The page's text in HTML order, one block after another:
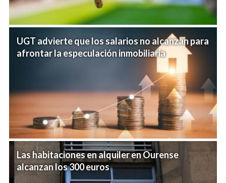
UGT advierte que los salarios no alcanzan para
afrontar la especulación inmobiliaria
Las habitaciones en alquiler en Ourense
alcanzan los 300 euros